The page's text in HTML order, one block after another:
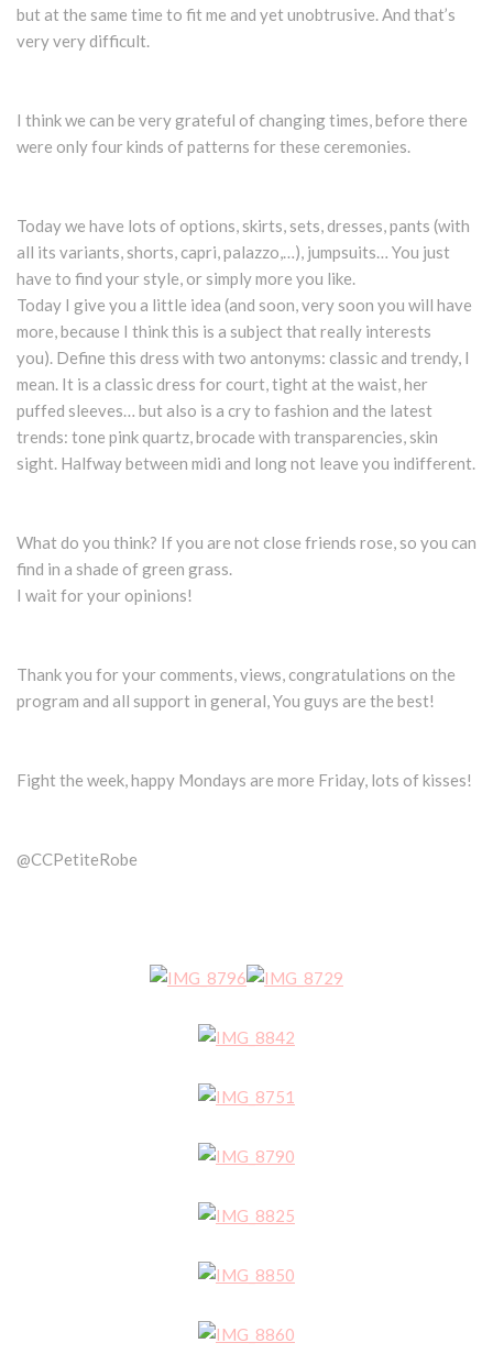
but at the same time to fit me and yet unobtrusive. And that’s
very very difficult.
I think we can be very grateful of changing times, before there
were only four kinds of patterns for these ceremonies.
Today we have lots of options, skirts, sets, dresses, pants (with
all its variants, shorts, capri, palazzo,…), jumpsuits… You just
have to find your style, or simply more you like.
Today I give you a little idea (and soon, very soon you will have
more, because I think this is a subject that really interests
you). Define this dress with two antonyms: classic and trendy, I
mean. It is a classic dress for court, tight at the waist, her
puffed sleeves… but also is a cry to fashion and the latest
trends: tone pink quartz, brocade with transparencies, skin
sight. Halfway between midi and long not leave you indifferent.
What do you think? If you are not close friends rose, so you can
find in a shade of green grass.
I wait for your opinions!
Thank you for your comments, views, congratulations on the
program and all support in general, You guys are the best!
Fight the week, happy Mondays are more Friday, lots of kisses!
@CCPetiteRobe